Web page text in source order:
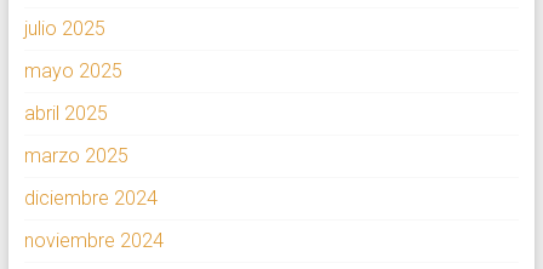
julio 2025
mayo 2025
abril 2025
marzo 2025
diciembre 2024
noviembre 2024